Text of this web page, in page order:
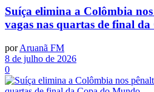
Suíça elimina a Colômbia
vagas nas quartas de final
por Aruanã FM
8 de julho de 2026
0